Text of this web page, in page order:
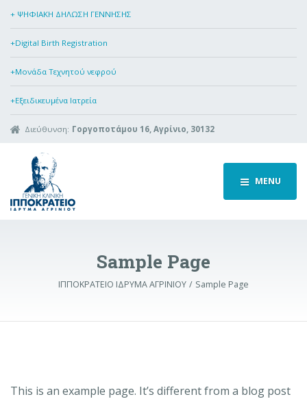
+ ΨΗΦΙΑΚΗ ΔΗΛΩΣΗ ΓΕΝΝΗΣΗΣ
+Digital Birth Registration
+Μονάδα Τεχνητού νεφρού
+Εξειδικευμένα Ιατρεία
Διεύθυνση: Γοργοποτάμου 16, Αγρίνιο, 30132
MENU
Sample Page
ΙΠΠΟΚΡΑΤΕΙΟ ΙΔΡΥΜΑ ΑΓΡΙΝΙΟΥ Sample Page
This is an example page. It’s different from a blog post